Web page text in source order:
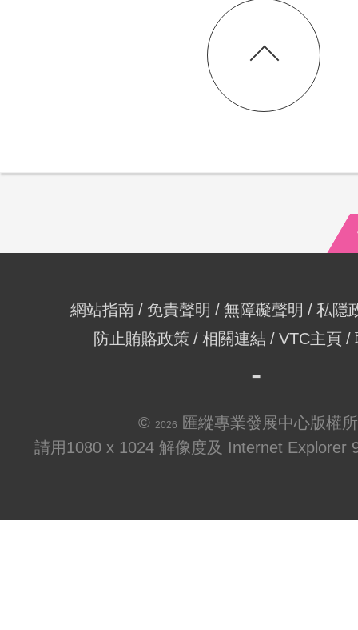
網站指南 免責聲明 無障礙聲明
私隱
防止賄賂政策
相關連結 VTC主頁
© 2026
匯縱專業發展中心版權
請用1080 x 1024 解像度及 Internet Explorer